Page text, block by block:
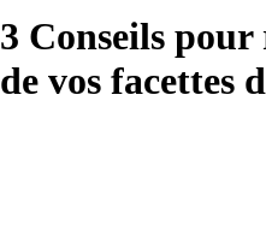
3 Conseils
de vos facettes